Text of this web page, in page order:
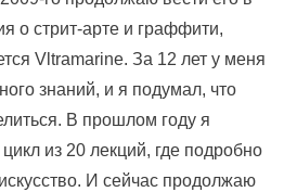
о стрит-арте и граффити,
Vltramarine. За 12 лет у меня
знаний, и я подумал, что
В прошлом году я
из 20 лекций, где подробно
И сейчас продолжаю